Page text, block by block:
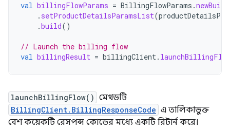
val billingFlowParams = BillingFlowParams .
. setProductDetailsParamsList(
.build()
// Launch the billing flow
val billingResult = billingClient. launchBillingFlow
launchBillingFlow() মেথডটি
BillingClient.BillingResponseCode এ তালিকাভুক্ত
বেশ কয়েকটি রেসপন্স কোডের মধ্যে একটি রিটার্ন করে।